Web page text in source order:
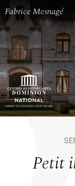
Fabrice Mesnagé
Petit